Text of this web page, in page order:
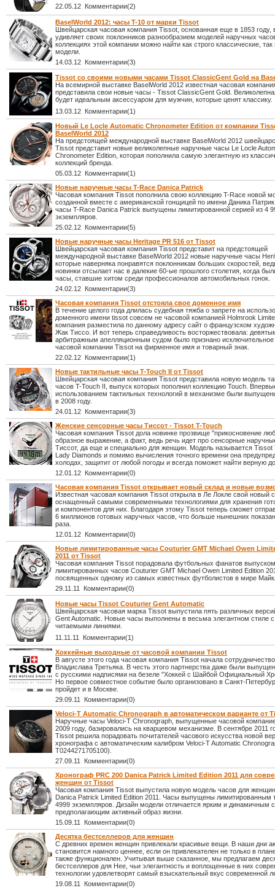
22.05.12 Комментарии(2)
BaselWorld 2012: часы T-10 от марки Tissot
Швейцарская часовая компания Tissot, основанная еще в 1853 году,
удивляет своих поклонников разнообразием моделей наручных
коллекциях этой компании можно найти как строго классические,
модели.
14.03.12 Комментарии(3)
Tissot со своими новыми часами Tissot ClassicGent Gold на
На всемирной выставке BaselWorld 2012 известная часовая
представила свои новые часы - Tissot ClassicGent Gold.
будет идеальным аксессуаром для мужчин, которые ценят классику.
13.03.12 Комментарии(1)
Новый Le Locle Automatic Chronometer Edition от компании
BaselWorld 2012
На предстоящей международной выставке BaselWorld 2012
Tissot представит новые великолепные наручные часы Le Locle
Chronometer Edition, которая пополнила самую элегантную из
коллекций бренда.
05.03.12 Комментарии(1)
Новые наручные часы T-Race Danica Patrick
Часовая компания Tissot пополнила свою коллекцию T-Race новой
созданной вместе с американской гонщицей по имени Даника
часы T-Race Danica Patrick выпущены лимитированной серией из 4
экземпляров.
25.02.12 Комментарии(5)
Новые наручные часы Heritage PR 516 от Tissot
Швейцарская часовая компания Tissot представит на предстоящей
международной выставке BaselWorld 2012 новые наручные часы
которые наверняка понравятся поклонникам больших скоростей,
новинки отсылает нас в далекие 60-ые прошлого столетия, когда
часы, ставшие хитом среди профессионалов автомобильных гонок.
24.02.12 Комментарии(3)
Часовая компания Tissot отстояла свое доменное имя
В течение целого года длилась судебная тяжба о запрете на
доменного имени tissot совсем не часовой компанией Holmrook
компания разместила по данному адресу сайт о французском
Жак Тиссо. И вот теперь справедливость восторжествовала:
арбитражным апелляционным судом было признано исключительное
часовой компании Tissot на фирменное имя и товарный знак.
22.02.12 Комментарии(1)
Новые тактильные часы T-Touch II от Tissot
Швейцарская часовая компания Tissot представила новую модель
часов T-Touch II, выпуск которых пополнил коллекцию Touch.
использованием тактильных технологий в механизме были
в 2008 году.
24.01.12 Комментарии(3)
Женские сенсорные часы Тиссот - Tissot T-Touch
Часовая компания Tissot дола новинке прозвище "прикосновение
образное выражение, а факт, ведь речь идет про сенсорные
Тиссот, да еще и специально для женщин. Модель называется Tissot
Lady Diamonds и помимо вычисления точного времени она
холодах, защитит от любой погоды и всегда поможет найти верную
12.01.12 Комментарии(0)
Часовая компания Tissot открывает новый склад и новые
Известная часовая компания Tissot открыла в Ле Локле свой новый
оснащенный самыми современными технологиями для хранения
и компонентов для них. Благодаря этому Tissot теперь сможет
6 миллионов готовых наручных часов, что больше нынешних
раза.
12.01.12 Комментарии(0)
Новые лимитированные часы Couturier GMT Michael Owen
2011 от Tissot
Часовая компания Tissot порадовала футбольных фанатов
лимитированных часов Couturier GMT Michael Owen Limited Edition
посвященных одному из самых известных футболистов в мире
29.11.11 Комментарии(0)
Новые часы Tissot Couturier Gent Automatic
Швейцарская часовая марка Tissot выпустила пять различных
Gent Automatic. Новые часы выполнены в весьма элегантном стиле
читаемыми линиями.
11.11.11 Комментарии(1)
Хоккейные выходные от часовой компании Tissot
В августе этого года часовая компания Tissot начала
Владислава Третьяка. В честь этого партнерства даже были
с русскими надписями на безеле "Хоккей с Шайбой Официальный
Но первое совместное событие было организовано в Санкт-
пройдет и в Москве.
29.09.11 Комментарии(0)
Veloci-T Automatic Chronograph в автоматическом варианте от
Наручные часы Veloci-T Chronograph, выпущенные часовой
2009 году, базировались на кварцевом механизме. В сентябре 2011
Tissot решила порадовать почитателей часового искусства новой
хронографа с автоматическим калибром Veloci-T Automatic
T0244271705100).
27.09.11 Комментарии(0)
Хронограф PRC 200 Danica Patrick Limited Edition 2011 для
женщин от Tissot
Часовая компания Tissot выпустила новую модель часов для
Danica Patrick Limited Edition 2011. Часы выпущены лимитированным
4999 экземпляров. Дизайн модели отличается ярким и динамичным
предполагающим активный образ жизни.
15.09.11 Комментарии(0)
Десятка бестселлеров для женщин
С древних времен женщин привлекали красивые вещи. В наши дни
становится намного ценнее, если он привлекателен не только в
также функционален. Учитывая выше сказанное, мы предлагаем
бестселлеров для Нее, чьи элегантность и воплощенные в них
технологии удовлетворят самый взыскательный вкус современной
19.08.11 Комментарии(0)